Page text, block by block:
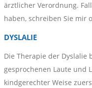
ärztlicher Verordnung.
haben, schreiben Sie mir
DYSLALIE
Die Therapie der
gesprochenen Laute und
kindgerechter Weise